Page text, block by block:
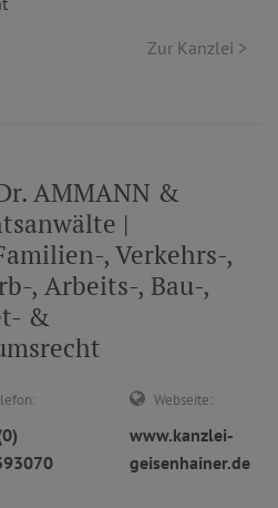
Zur Kanzlei >
AMMANN &
|
, Verkehrs-,
, Arbeits-, Bau-,
&
Webseite:
www.kanzlei-
geisenhainer.de